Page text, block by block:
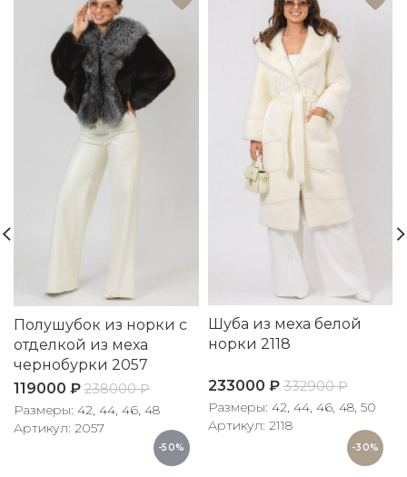
-50%
Полушубок из норки с
отделкой из меха
чернобурки 2057
119000 ₽ 238000₽
Размеры: 42, 44, 46, 48
Артикул: 2057
-30%
Шуба из меха белой
норки 2118
233000 ₽ 332900₽
Размеры: 42, 44, 46, 48, 50
Артикул: 2118